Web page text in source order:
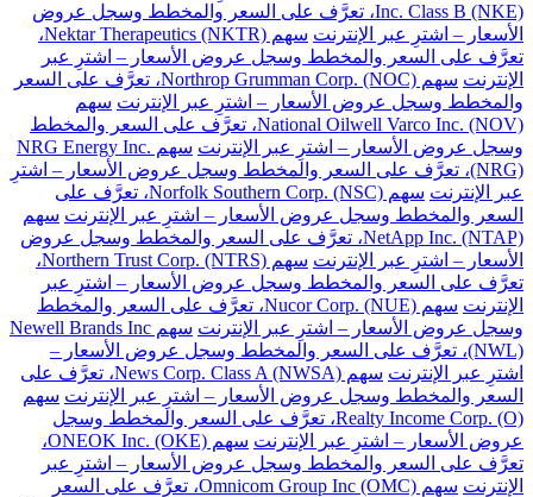
Inc. Class B (NKE)، تعرَّف على السعر والمخطط وسجل عروض
الأسعار – اشترِ عبر الإنترنت
سهم Nektar Therapeutics (NKTR)،
تعرَّف على السعر والمخطط وسجل عروض الأسعار – اشترِ عبر
الإنترنت
سهم Northrop Grumman Corp. (NOC)، تعرَّف على السعر
والمخطط وسجل عروض الأسعار – اشترِ عبر الإنترنت سهم
National Oilwell Varco Inc. (NOV)، تعرَّف على السعر والمخطط
وسجل عروض الأسعار – اشترِ عبر الإنترنت
سهم NRG Energy Inc.
(NRG)، تعرَّف على السعر والمخطط وسجل عروض الأسعار – اشترِ
عبر الإنترنت
سهم Norfolk Southern Corp. (NSC)، تعرَّف على
السعر والمخطط وسجل عروض الأسعار – اشترِ عبر الإنترنت سهم
NetApp Inc. (NTAP)، تعرَّف على السعر والمخطط وسجل عروض
الأسعار – اشترِ عبر الإنترنت
سهم Northern Trust Corp. (NTRS)،
تعرَّف على السعر والمخطط وسجل عروض الأسعار – اشترِ عبر
الإنترنت
سهم Nucor Corp. (NUE)، تعرَّف على السعر والمخطط
وسجل عروض الأسعار – اشترِ عبر الإنترنت
سهم Newell Brands Inc
(NWL)، تعرَّف على السعر والمخطط وسجل عروض الأسعار –
اشترِ عبر الإنترنت
سهم News Corp. Class A (NWSA)، تعرَّف على
السعر والمخطط وسجل عروض الأسعار – اشترِ عبر الإنترنت سهم
Realty Income Corp. (O)، تعرَّف على السعر والمخطط وسجل
عروض الأسعار – اشترِ عبر الإنترنت
سهم ONEOK Inc. (OKE)،
تعرَّف على السعر والمخطط وسجل عروض الأسعار – اشترِ عبر
الإنترنت
سهم Omnicom Group Inc (OMC)، تعرَّف على السعر